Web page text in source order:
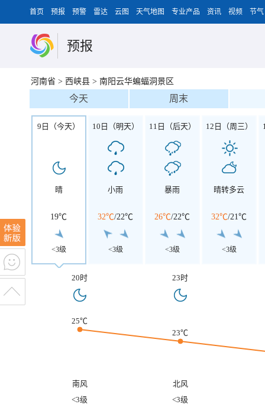
首页 预报 预警 雷达 云图 天气地图 专业产品 资讯 视频 节气
预报
河南省 > 西峡县 > 南阳云华蝙蝠洞景区
今天 周末
9日（今天）
晴
19℃
<3级
10日（明天）
小雨
32℃/22℃
<3级
11日（后天）
暴雨
26℃/22℃
<3级
12日（周三）
晴转多云
32℃/21℃
<3级
20时 23时
25℃
23℃
南风
北风
<3级
<3级